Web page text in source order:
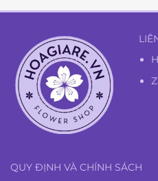
QUY ĐỊNH VÀ CHÍNH SÁCH